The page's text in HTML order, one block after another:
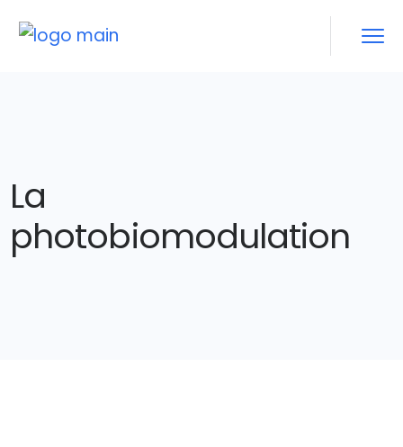
La
photobiomodulation